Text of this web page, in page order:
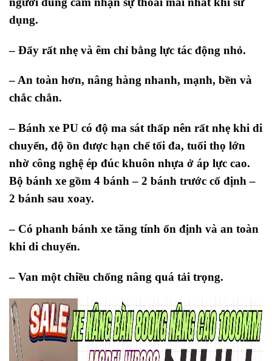
dụng.
– Đẩy rất nhẹ và êm chỉ bằng lực tác động nhỏ.
– An toàn hơn, nâng hàng nhanh, mạnh, bền và
chắc chắn.
– Bánh xe PU có độ ma sát thấp nên rất nhẹ khi di
chuyển, độ ồn được hạn chế tối đa, tuổi thọ lớn
nhờ công nghệ ép đúc khuôn nhựa ở áp lực cao.
Bộ bánh xe gồm 4 bánh – 2 bánh trước cố định –
2 bánh sau xoay.
– Có phanh bánh xe tăng tính ổn định và an toàn
khi di chuyển.
– Van một chiều chống nâng quá tải trọng.